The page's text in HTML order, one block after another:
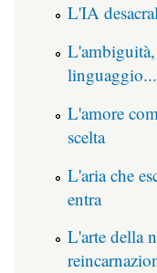
L'IA
linguaggio...
L'amore
scelta
L'aria che
entra
L'arte della